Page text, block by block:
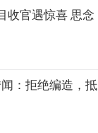
收官遇惊喜 思念
：拒绝编造，抵